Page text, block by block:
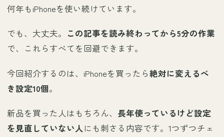
何年もiPhoneを使い続けています。
でも、大丈夫。 この記事を読み終わってから5分の作業
で、これらすべてを回避できます。
今回紹介するのは、iPhoneを買ったら絶対に変えるべ
き設定10個。
新品を買った人はもちろん、 長年使っているけど設定
を見直していない人にも刺さる内容です。1つずつチェ